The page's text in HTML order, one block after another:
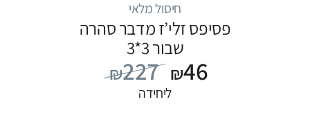
חיסול מלאי
פסיפס זלי’ז מדבר סהרה
שבור 3*3
₪227 ₪46
ליחידה